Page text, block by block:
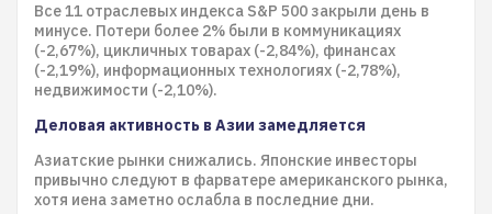
Все 11 отраслевых индекса S&P 500 закрыли день в
минусе. Потери более 2% были в коммуникациях
(-2,67%), цикличных товарах (-2,84%), финансах
(-2,19%), информационных технологиях (-2,78%),
недвижимости (-2,10%).
Деловая активность в Азии замедляется
Азиатские рынки снижались. Японские инвесторы
привычно следуют в фарватере американского рынка,
хотя иена заметно ослабла в последние дни.